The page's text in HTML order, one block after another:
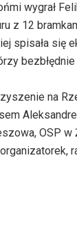
wygrał
z 12
spisała się
na
OSP